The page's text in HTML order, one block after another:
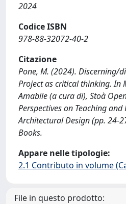
2024
Codice ISBN
978-88-32072-40-2
Citazione
Pone, M. (2024). Discerning/
Project as critical thinking. In
Amabile (a cura di), Stoà
Perspectives on Teaching and
Architectural Design (pp. 24-
Books.
Appare nelle tipologie:
2.1 Contributo in volume
File in questo prodotto: